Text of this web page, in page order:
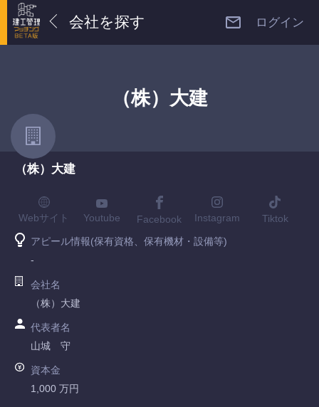
会社を探す ログイン
（株）大建
（株）大建
Webサイト Youtube Facebook Instagram Tiktok
アピール情報(保有資格、保有機材・設備等)
-
会社名
（株）大建
代表者名
山城 守
資本金
1,000 万円